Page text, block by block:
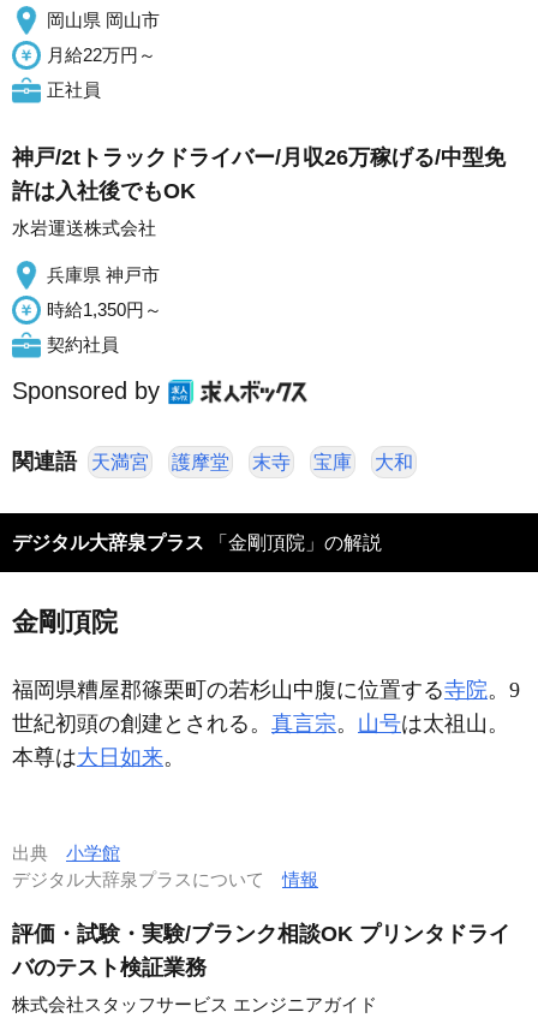
岡山県 岡山市
月給22万円～
正社員
神戸/2tトラックドライバー/月収26万稼げる/中型免
許は入社後でもOK
水岩運送株式会社
兵庫県 神戸市
時給1,350円～
契約社員
Sponsored by
関連語 天満宮 護摩堂 末寺 宝庫 大和
デジタル大辞泉プラス 「金剛頂院」の解説
金剛頂院
福岡県糟屋郡篠栗町の若杉山中腹に位置する寺院。9
世紀初頭の創建とされる。 真言宗。 山号は太祖山。
本尊は大日如来。
出典 小学館
デジタル大辞泉プラスについて情報
評価・試験・実験/ブランク相談OK プリンタドライ
バのテスト検証業務
株式会社スタッフサービス エンジニアガイド